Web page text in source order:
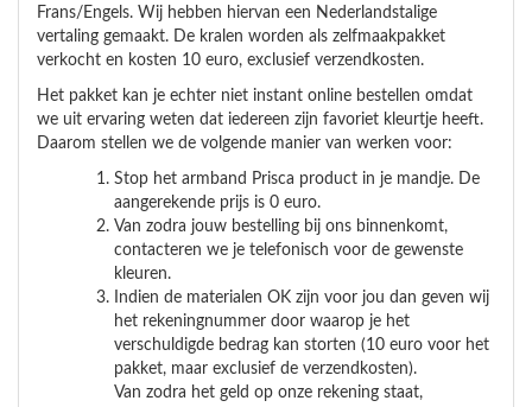
Frans/Engels. Wij hebben hiervan een Nederlandstalige
vertaling gemaakt. De kralen worden als zelfmaakpakket
verkocht en kosten 10 euro, exclusief verzendkosten.
Het pakket kan je echter niet instant online bestellen omdat
we uit ervaring weten dat iedereen zijn favoriet kleurtje heeft.
Daarom stellen we de volgende manier van werken voor:
Stop het armband Prisca product in je mandje. De
aangerekende prijs is 0 euro.
Van zodra jouw bestelling bij ons binnenkomt,
contacteren we je telefonisch voor de gewenste
kleuren.
Indien de materialen OK zijn voor jou dan geven wij
het rekeningnummer door waarop je het
verschuldigde bedrag kan storten (10 euro voor het
pakket, maar exclusief de verzendkosten).
Van zodra het geld op onze rekening staat,